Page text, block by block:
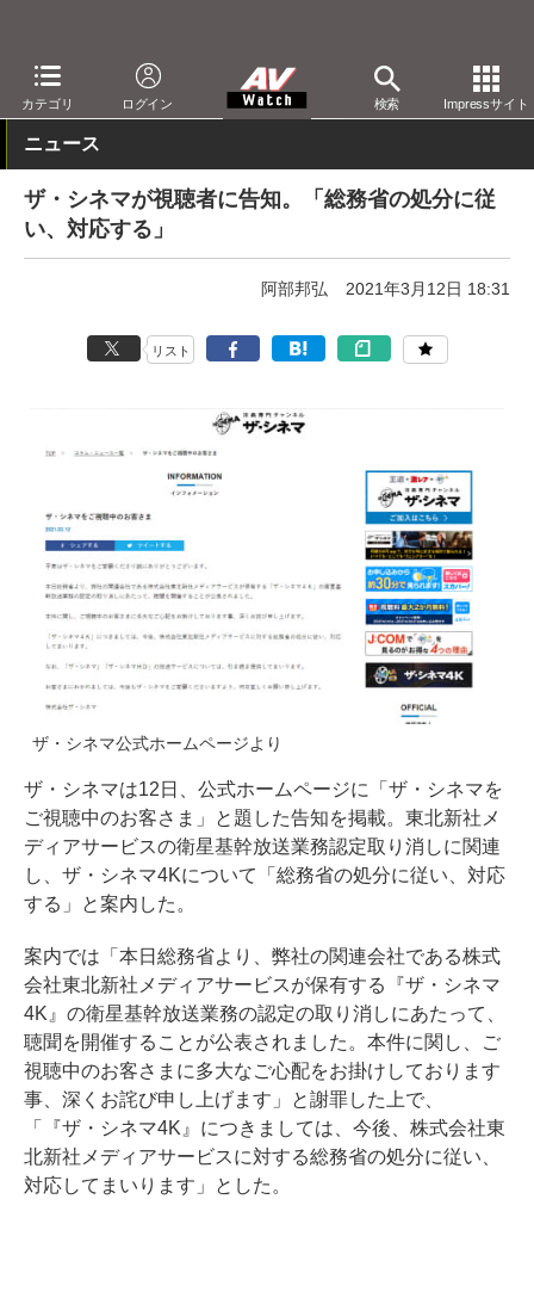
カテゴリ ログイン 検索 Impressサイト
AV Watch コンテンツ・サービス 放送
ニュース
ザ・シネマが視聴者に告知。「総務省の処分に従
い、対応する」
阿部邦弘 2021年3月12日 18:31
リスト
ザ・シネマ公式ホームページより
ザ・シネマは12日、公式ホームページに「ザ・シネマを
ご視聴中のお客さま」と題した告知を掲載。東北新社メ
ディアサービスの衛星基幹放送業務認定取り消しに関連
し、ザ・シネマ4Kについて「総務省の処分に従い、対応
する」と案内した。
案内では「本日総務省より、弊社の関連会社である株式
会社東北新社メディアサービスが保有する『ザ・シネマ
4K』の衛星基幹放送業務の認定の取り消しにあたって、
聴聞を開催することが公表されました。本件に関し、ご
視聴中のお客さまに多大なご心配をお掛けしております
事、深くお詫び申し上げます」と謝罪した上で、
「『ザ・シネマ4K』につきましては、今後、株式会社東
北新社メディアサービスに対する総務省の処分に従い、
対応してまいります」とした。